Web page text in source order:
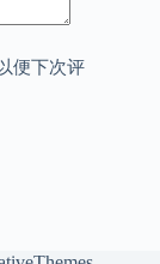
便下次评